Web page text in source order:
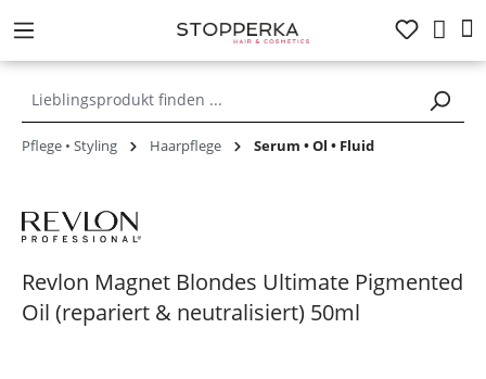
springen
Pflege • Styling Haarpflege Serum • Öl • Fluid
Revlon Magnet Blondes Ultimate Pigmented
Oil (repariert & neutralisiert) 50ml